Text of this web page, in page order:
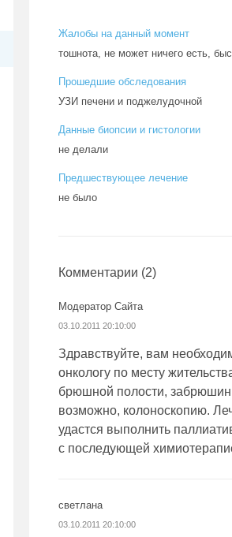
Жалобы на данный момент
тошнота, не может ничего есть,
Прошедшие обследования
УЗИ печени и поджелудочной
Данные биопсии и гистологии
не делали
Предшествующее лечение
не было
Комментарии (2)
Модератор Сайта
03.10.2011 20:10:00
Здравствуйте, вам
онкологу по месту
брюшной полости,
возможно, колоноскопию.
удастся выполнить
с последующей
светлана
03.10.2011 20:10:00